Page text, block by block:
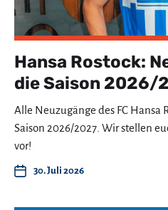
Hansa Rostock:
die Saison 2026/
Alle Neuzugänge des FC Hansa
Saison 2026/2027. Wir stellen
vor!
30. Juli 2026